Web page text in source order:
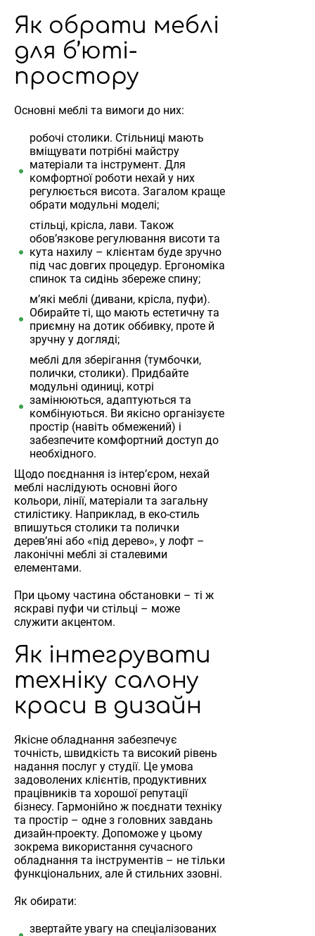
Як обрати меблі
для б’юті-
простору
Основні меблі та вимоги до них:
робочі столики. Стільниці мають
вміщувати потрібні майстру
матеріали та інструмент. Для
комфортної роботи нехай у них
регулюється висота. Загалом краще
обрати модульні моделі;
стільці, крісла, лави. Також
обов’язкове регулювання висоти та
кута нахилу – клієнтам буде зручно
під час довгих процедур. Ергономіка
спинок та сидінь збереже спину;
м’які меблі (дивани, крісла, пуфи).
Обирайте ті, що мають естетичну та
приємну на дотик оббивку, проте й
зручну у догляді;
меблі для зберігання (тумбочки,
полички, столики). Придбайте
модульні одиниці, котрі
замінюються, адаптуються та
комбінуються. Ви якісно організуєте
простір (навіть обмежений) і
забезпечите комфортний доступ до
необхідного.
Щодо поєднання із інтер’єром, нехай
меблі наслідують основні його
кольори, лінії, матеріали та загальну
стилістику. Наприклад, в еко-стиль
впишуться столики та полички
дерев’яні або «під дерево», у лофт –
лаконічні меблі зі сталевими
елементами.
При цьому частина обстановки – ті ж
яскраві пуфи чи стільці – може
служити акцентом.
Як інтегрувати
техніку салону
краси в дизайн
Якісне обладнання забезпечує
точність, швидкість та високий рівень
надання послуг у студії. Це умова
задоволених клієнтів, продуктивних
працівників та хорошої репутації
бізнесу. Гармонійно ж поєднати техніку
та простір – одне з головних завдань
дизайн-проекту. Допоможе у цьому
зокрема використання сучасного
обладнання та інструментів – не тільки
функціональних, але й стильних ззовні.
Як обирати:
звертайте увагу на спеціалізованих